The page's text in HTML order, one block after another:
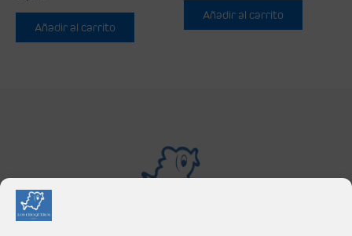
Añadir al carrito
Añadir al carrito